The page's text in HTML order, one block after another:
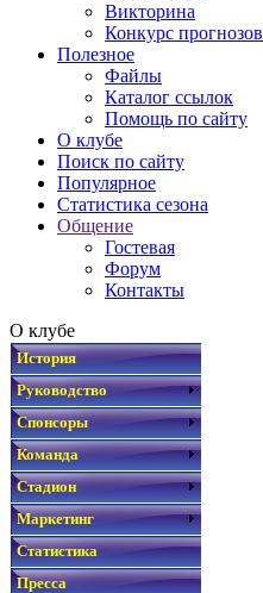
Викторина
Конкурс прогнозов
Полезное
Файлы
Каталог ссылок
Помощь по сайту
О клубе
Поиск по сайту
Популярное
Статистика сезона
Общение
Гостевая
Форум
Контакты
О клубе
История
Руководство
Спонсоры
Команда
Стадион
Маркетинг
Статистика
Пресса